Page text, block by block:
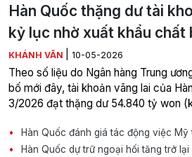
Hàn Quốc thặng dư tài
kỷ lục nhờ xuất khẩu chất
KHÁNH VÂN 10-05-2026
Theo số liệu do Ngân hàng Trung
bố mới đây, tài khoản vãng lai của
3/2026 đạt thặng dư 54.840 tỷ won
Hàn Quốc đánh giá tác động việc Mỹ
Hàn Quốc dự trữ ngoại hối tăng trở lại